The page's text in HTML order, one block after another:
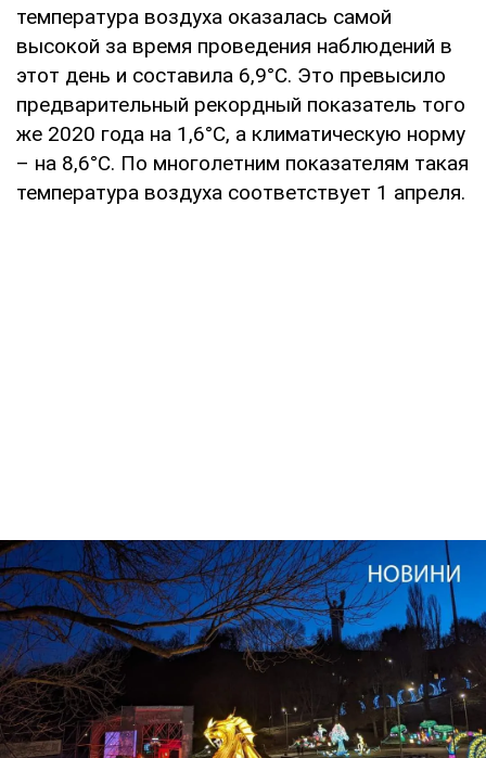
температура воздуха оказалась самой
высокой за время проведения наблюдений в
этот день и составила 6,9°С. Это превысило
предварительный рекордный показатель того
же 2020 года на 1,6°С, а климатическую норму
– на 8,6°С. По многолетним показателям такая
температура воздуха соответствует 1 апреля.